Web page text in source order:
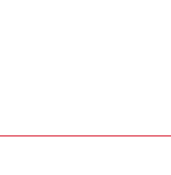
าหาร 1 ปีขึ้นไป